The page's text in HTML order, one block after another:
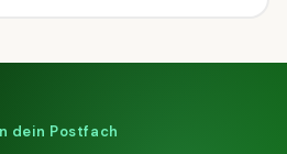
dein Postfach